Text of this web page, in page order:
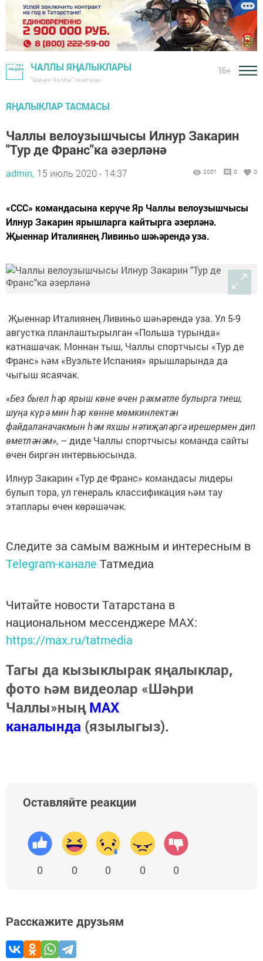
ЧАЛЛЫ ЯҢАЛЫКЛАРЫ
"Шәһри Чаллы" газетасы
16+
ЯҢАЛЫКЛАР ТАСМАСЫ
Чаллы велоузышчысы Илнур Закарин
"Тур де Франс"ка әзерләнә
admin, 15 июль 2020 - 14:37 2001 0 0
«ССС» командасына керүче Яр Чаллы велоузышчысы
Илнур Закарин ярышларга кайтырга әзерләнә.
Җыеннар Италиянең Ливиньо шәһәрендә уза.
Җыеннар Италиянең Ливиньо шәһәрендә уза. Ул 5-9
августка планлаштырылган «Польша турында»
катнашачак. Моннан тыш, Чаллы спортчысы «Тур де
Франс» һәм «Вуэльте Испания» ярышларында да
чыгыш ясаячак.
«Без быел һәр ярыш көне өчен рәхмәтле булырга тиеш,
шуңа күрә мин һәр көнне мөмкинлектән
файдаланачакмын һәм яхшы нәтиҗәләргә ирешермен дип
өметләнәм», – диде Чаллы спортчысы команда сайты
өчен биргән интервьюсында.
Илнур Закарин «Тур де Франс» командасы лидеры
булып тора, ул генераль классификация һәм тау
этаплары өчен көрәшәчәк.
Следите за самым важным и интересным в
Telegram-канале Татмедиа
Читайте новости Татарстана в
национальном мессенджере MАХ:
https://max.ru/tatmedia
Тагы да кызыклырак яңалыклар,
фото һәм видеолар «Шәһри
Чаллы»ныңMAX
каналында (язылыгыз).
Оставляйте реакции
0 0 0 0 0
Расскажите друзьям